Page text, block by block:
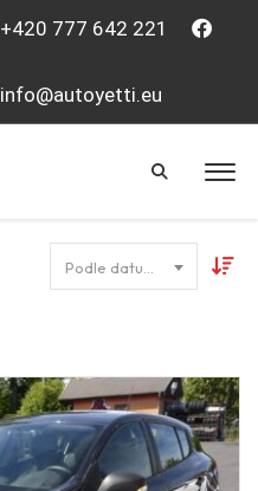
+420 777 642 221
info@autoyetti.eu